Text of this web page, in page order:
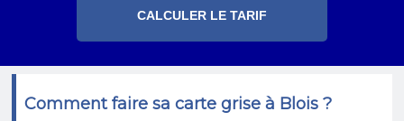
Comment faire sa carte grise à Blois ?